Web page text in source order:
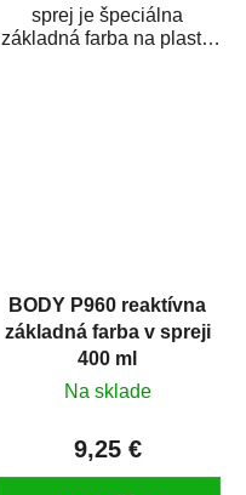
sprej je špeciálna
základná farba na plasty,
BODY P960 reaktívna
základná farba v spreji
400 ml
Na sklade
9,25 €